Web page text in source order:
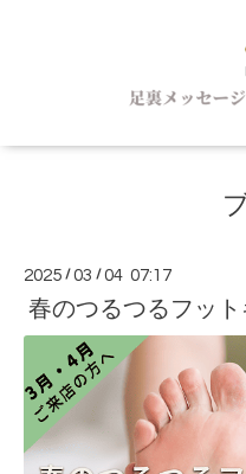
2025 /03 /04 07:17
春のつるつるフッ